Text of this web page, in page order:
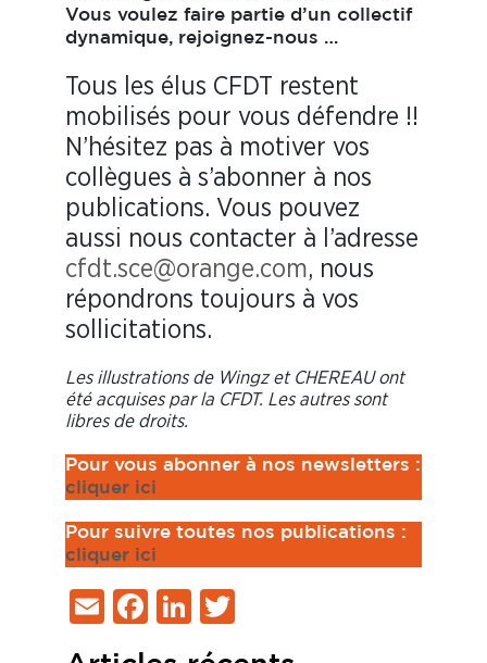
Vous voulez faire partie d’un collectif
dynamique, rejoignez-nous …
Tous les élus CFDT restent
mobilisés pour vous défendre !!
N’hésitez pas à motiver vos
collègues à s’abonner à nos
publications. Vous pouvez
aussi nous contacter à l’adresse
cfdt.sce@orange.com, nous
répondrons toujours à vos
sollicitations.
Les illustrations de Wingz et CHEREAU ont
été acquises par la CFDT. Les autres sont
libres de droits.
Pour vous abonner à nos newsletters :
cliquer ici
Pour suivre toutes nos publications :
cliquer ici
EmailFacebook
LinkedIn